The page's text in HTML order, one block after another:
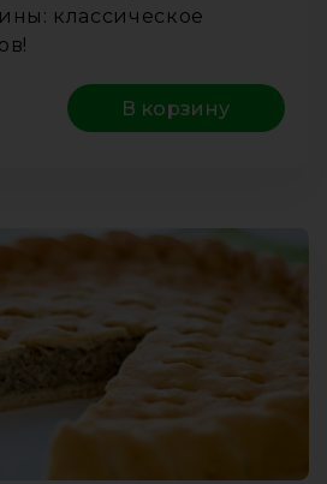
классическое
В корзину